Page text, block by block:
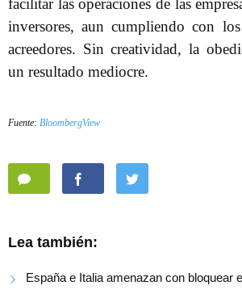
facilitar las operaciones de las
inversores, aun cumpliendo con
acreedores. Sin creatividad, la
un resultado mediocre.
Fuente: BloombergView
Lea también:
España e Italia amenazan con bloquear